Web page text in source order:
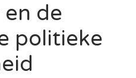
de
politieke